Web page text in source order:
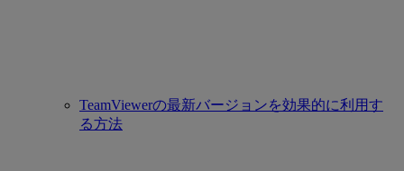
TeamViewerの最新バージョンを効果的に利用す
る方法